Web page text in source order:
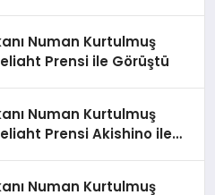
Numan Kurtulmuş
Prensi ile Görüştü
Numan Kurtulmuş
Prensi Akishino ile
Numan Kurtulmuş